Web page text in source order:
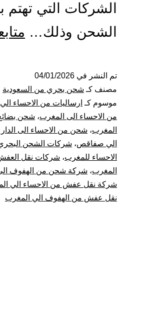
الشركات التي تهتم
الشحن وذلك…
تم النشر في 04/01/2026
مصنف كـ شحن بحري من السعودية
موسوم كـ ارساليات من الاحساء
من الاحساء الى المغرب، شحن
المغرب، شحن من الاحساء الى الدار
الي صفاقص، شركات الشحن
الاحساء للمغرب، شركات نقل
المغرب، شركة شحن من الهفوف
شركة نقل عفش من الاحساء الي
نقل عفش من الهفوف الي المغرب